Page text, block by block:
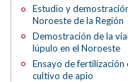
Estudio y
Noroeste de la Región
Demostración de la
lúpulo en el Noroeste
Ensayo de fertilización
cultivo de apio